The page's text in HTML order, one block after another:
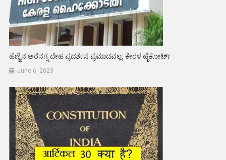
ಹೆಣ್ಣಿನ ಅರೆನಗ್ನ ದೇಹ ಪ್ರದರ್ಶನ ಪ್ರಮಾದವಲ್ಲ: ಕೇರಳ ಹೈಕೋರ್ಟ್
June 6, 2023